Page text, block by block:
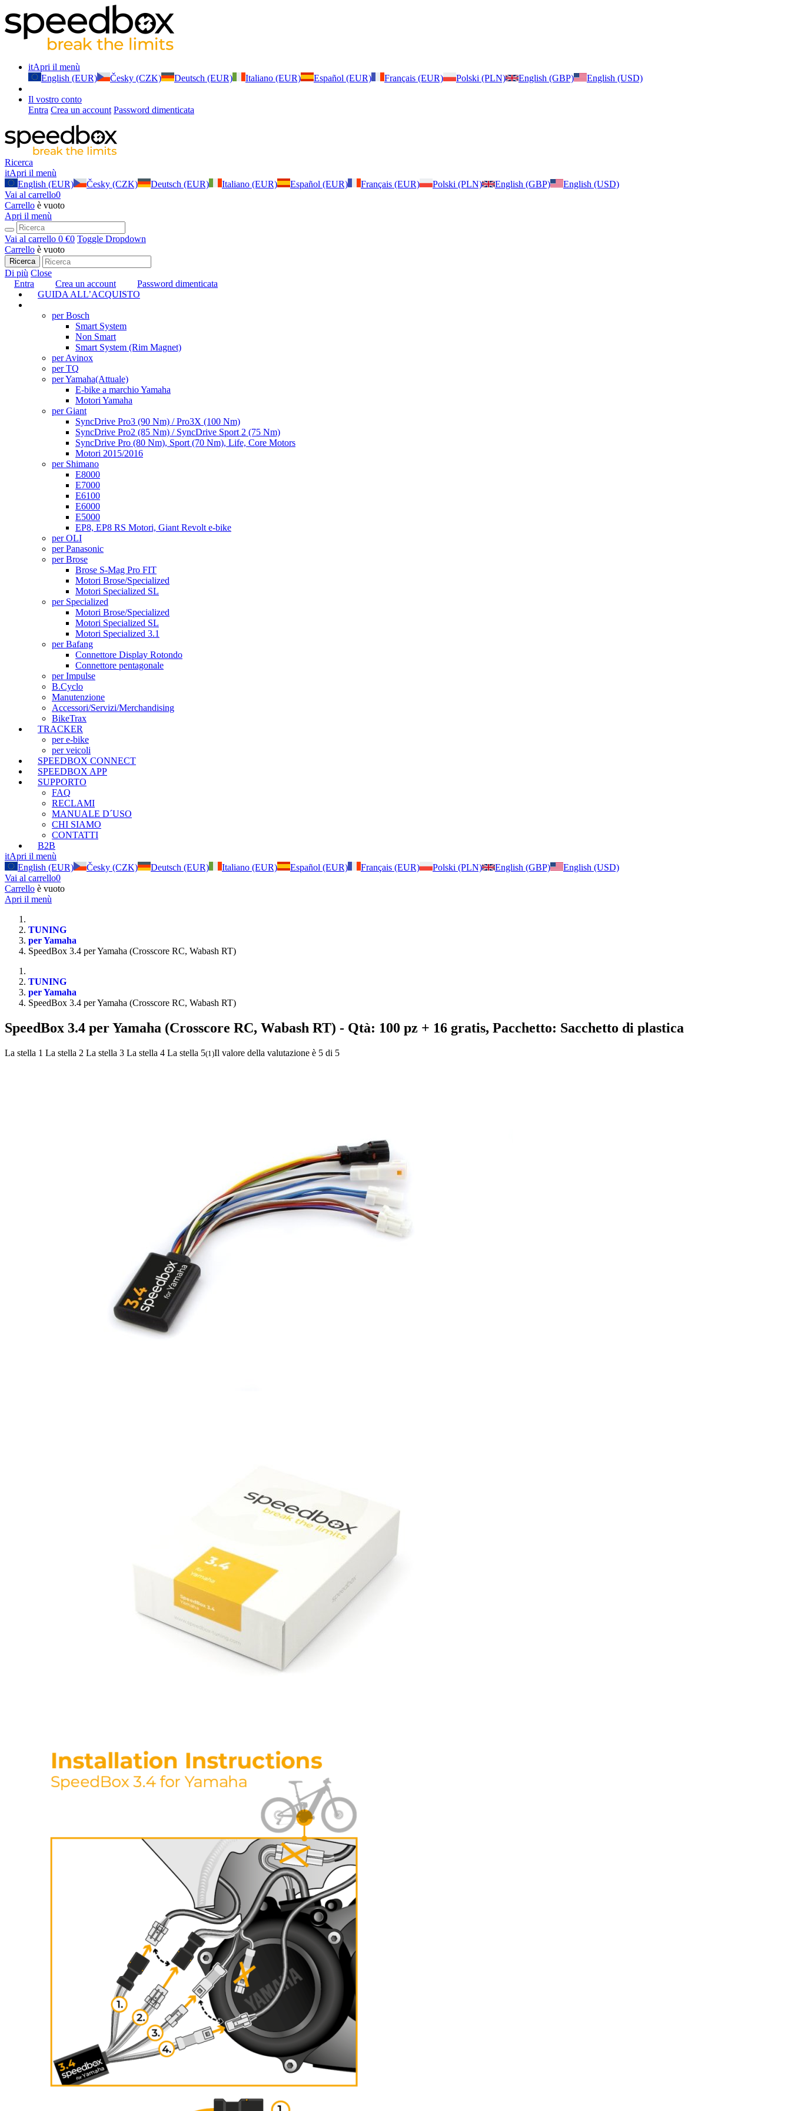
itApri il menù
English (EUR)
Česky (CZK) Deutsch (EUR) Italiano (EUR) Español (EUR) Français (EUR) Polski (PLN) English (GBP) English (USD)
Il vostro conto
Entra Crea un account Password dimenticata
Ricerca
itApri il menù
English (EUR)
Česky (CZK) Deutsch (EUR) Italiano (EUR) Español (EUR) Français (EUR) Polski (PLN) English (GBP)
English (USD)
Vai al carrello0
Carrello è vuoto
Apri il menù
Vai al carrello 0 €0 Toggle Dropdown
Carrello è vuoto
Ricerca
Di più Close
Entra
Crea un account
Password dimenticata
GUIDA ALL’ACQUISTO
per Bosch
Smart System
Non Smart
Smart System (Rim Magnet)
per Avinox
per TQ
per Yamaha(Attuale)
E-bike a marchio Yamaha
Motori Yamaha
per Giant
SyncDrive Pro3 (90 Nm) / Pro3X (100 Nm)
SyncDrive Pro2 (85 Nm) / SyncDrive Sport 2 (75 Nm)
SyncDrive Pro (80 Nm), Sport (70 Nm), Life, Core Motors
Motori 2015/2016
per Shimano
E8000
E7000
E6100
E6000
E5000
EP8, EP8 RS Motori, Giant Revolt e-bike
per OLI
per Panasonic
per Brose
Brose S-Mag Pro FIT
Motori Brose/Specialized
Motori Specialized SL
per Specialized
Motori Brose/Specialized
Motori Specialized SL
Motori Specialized 3.1
per Bafang
Connettore Display Rotondo
Connettore pentagonale
per Impulse
B.Cyclo
Manutenzione
Accessori/Servizi/Merchandising
BikeTrax
TRACKER
per e-bike
per veicoli
SPEEDBOX CONNECT
SPEEDBOX APP
SUPPORTO
FAQ
RECLAMI
MANUALE D´USO
CHI SIAMO
CONTATTI
B2B
itApri il menù
English (EUR)
Česky (CZK) Deutsch (EUR) Italiano (EUR) Español (EUR) Français (EUR) Polski (PLN) English (GBP)
English (USD)
Vai al carrello0
Carrello è vuoto
Apri il menù
TUNING
per Yamaha
SpeedBox 3.4 per Yamaha (Crosscore RC, Wabash RT)
TUNING
per Yamaha
SpeedBox 3.4 per Yamaha (Crosscore RC, Wabash RT)
SpeedBox 3.4 per Yamaha (Crosscore RC, Wabash RT) - Qtà: 100 pz + 16 gratis, Pacchetto: Sacchetto di plastica
La stella 1 La stella 2 La stella 3 La stella 4 La stella 5(1 )Il valore della valutazione è 5 di 5